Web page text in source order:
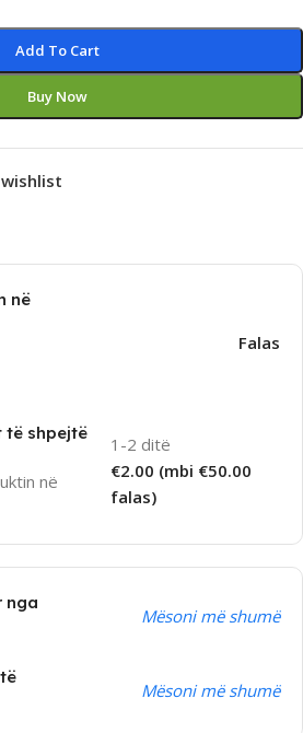
Add To Cart
Buy Now
në
Falas
të shpejtë
në
1-2 ditë
€2.00 (mbi €50.00
falas)
nga
Mësoni më shumë
Mësoni më shumë